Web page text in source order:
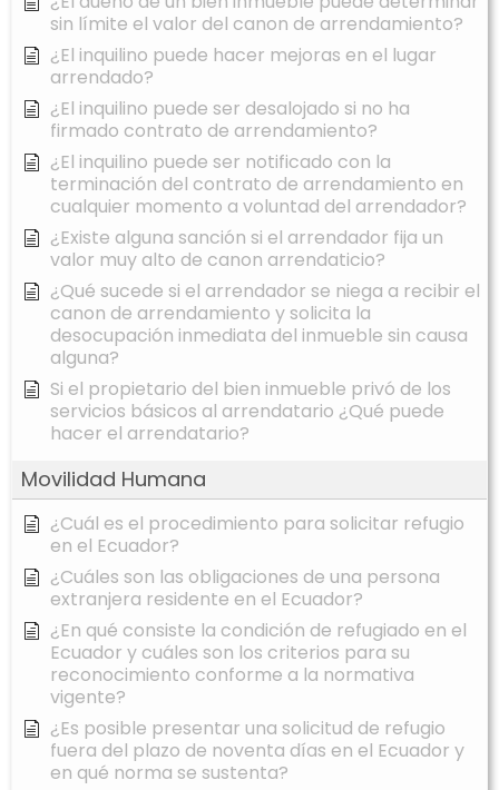
sin límite el valor del canon de arrendamiento?
¿El inquilino puede hacer mejoras en el lugar
arrendado?
¿El inquilino puede ser desalojado si no ha
firmado contrato de arrendamiento?
¿El inquilino puede ser notificado con la
terminación del contrato de arrendamiento en
cualquier momento a voluntad del arrendador?
¿Existe alguna sanción si el arrendador fija un
valor muy alto de canon arrendaticio?
¿Qué sucede si el arrendador se niega a recibir el
canon de arrendamiento y solicita la
desocupación inmediata del inmueble sin causa
alguna?
Si el propietario del bien inmueble privó de los
servicios básicos al arrendatario ¿Qué puede
hacer el arrendatario?
Movilidad Humana
¿Cuál es el procedimiento para solicitar refugio
en el Ecuador?
¿Cuáles son las obligaciones de una persona
extranjera residente en el Ecuador?
¿En qué consiste la condición de refugiado en el
Ecuador y cuáles son los criterios para su
reconocimiento conforme a la normativa
vigente?
¿Es posible presentar una solicitud de refugio
fuera del plazo de noventa días en el Ecuador y
en qué norma se sustenta?